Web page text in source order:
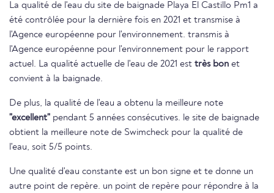
La qualité de l'eau du site de baignade Playa El Castillo Pm1 a
été contrôlée pour la dernière fois en 2021 et transmise à
l'Agence européenne pour l'environnement. transmis à
l'Agence européenne pour l'environnement pour le rapport
actuel. La qualité actuelle de l'eau de 2021 est très bon et
convient à la baignade.
De plus, la qualité de l'eau a obtenu la meilleure note
"excellent" pendant 5 années consécutives. le site de baignade
obtient la meilleure note de Swimcheck pour la qualité de
l'eau, soit 5/5 points.
Une qualité d'eau constante est un bon signe et te donne un
autre point de repère. un point de repère pour répondre à la